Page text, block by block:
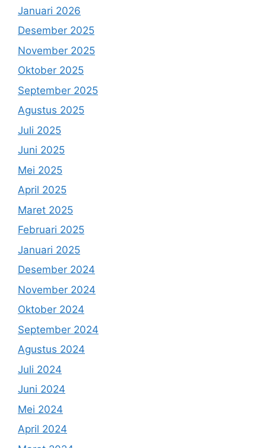
Januari 2026
Desember 2025
November 2025
Oktober 2025
September 2025
Agustus 2025
Juli 2025
Juni 2025
Mei 2025
April 2025
Maret 2025
Februari 2025
Januari 2025
Desember 2024
November 2024
Oktober 2024
September 2024
Agustus 2024
Juli 2024
Juni 2024
Mei 2024
April 2024